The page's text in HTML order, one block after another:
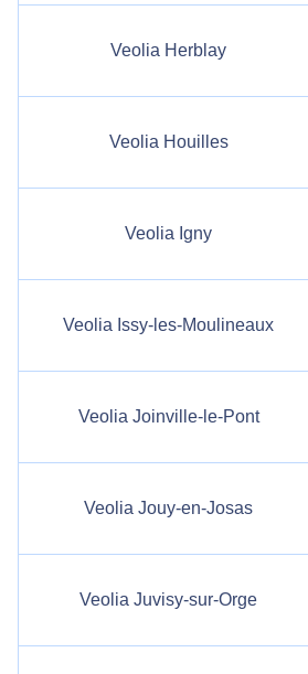
Veolia Herblay
Veolia Houilles
Veolia Igny
Veolia Issy-les-Moulineaux
Veolia Joinville-le-Pont
Veolia Jouy-en-Josas
Veolia Juvisy-sur-Orge